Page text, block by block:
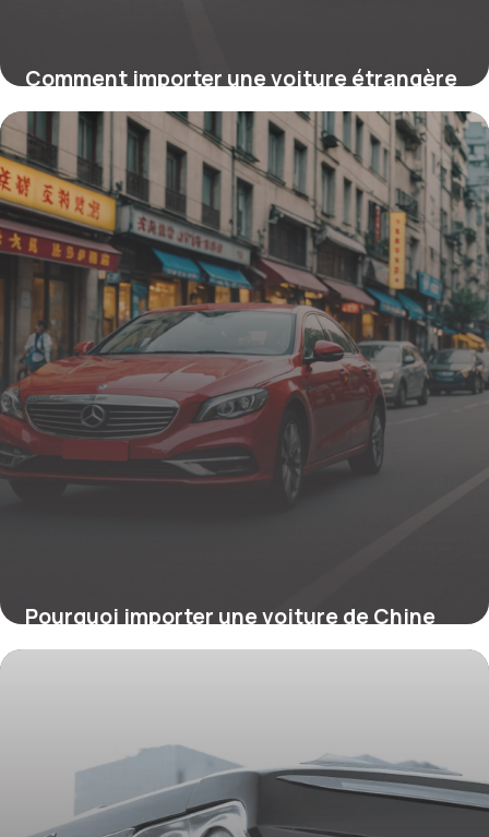
Comment importer une voiture étrangère
en France : démarches et
réglementations essentielles
23 mars 2026
Pourquoi importer une voiture de Chine
en 2026 : avantages économiques et